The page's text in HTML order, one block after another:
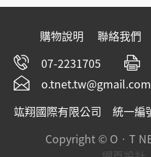
購物說明 聯絡我們
07-2231705
o.tnet.tw@gmail.com
竑翔國際有限公司 統一編
Copyright © O‧T